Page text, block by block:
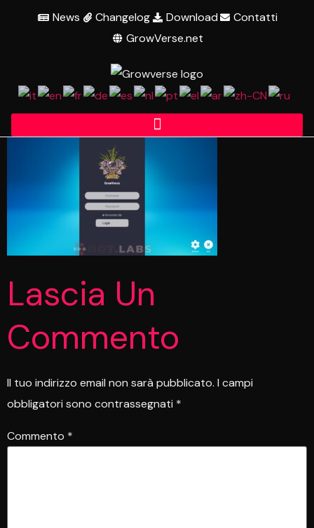
News Changelog Download
Contatti
GrowVerse.net
Lascia Un
Commento
Il tuo indirizzo email non sarà pubblicato. I campi
obbligatori sono contrassegnati *
Commento *